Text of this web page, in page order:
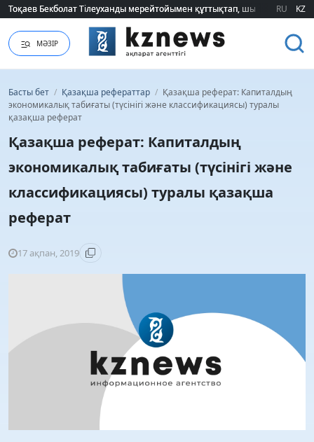
Тоқаев Бекболат Тілеуханды мерейтойымен құттықтап, шығармашылық
Тоқаев Бекболат Тілеуханды мерейтойымен құттықтап, шығармашылық
RU KZ
МӘЗІР
Басты бет / Қазақша рефераттар / Қазақша реферат: Капиталдың
экономикалық табиғаты (түсінігі және классификациясы) туралы
қазақша реферат
Қазақша реферат: Капиталдың
экономикалық табиғаты (түсінігі және
классификациясы) туралы қазақша
реферат
17 ақпан, 2019